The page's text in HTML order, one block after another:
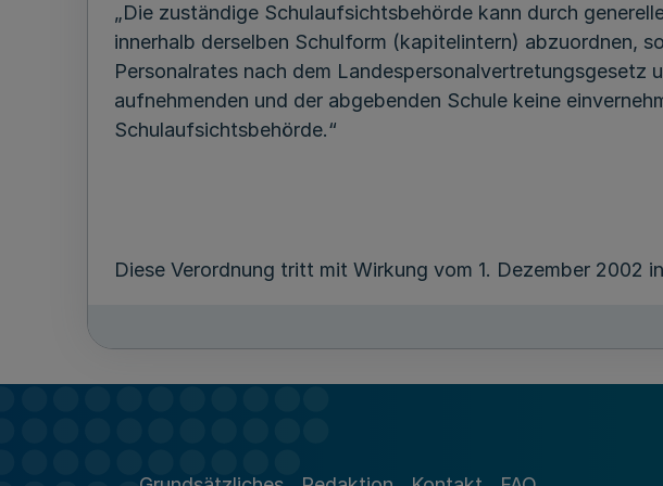
„Die zuständige Schulaufsichtsbehörde kann durch
innerhalb derselben Schulform (kapitelintern) abzuordnen,
Personalrates nach dem
aufnehmenden und der abgebenden Schule keine
Schulaufsichtsbehörde.“
Diese Verordnung tritt mit Wirkung vom 1. Dezember 2002